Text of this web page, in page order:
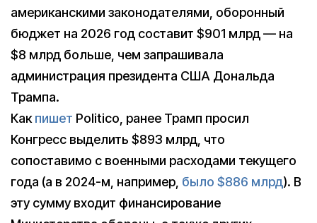
американскими законодателями, оборонный
бюджет на 2026 год составит $901 млрд — на
$8 млрд больше, чем запрашивала
администрация президента США Дональда
Трампа.
Какпишет Politico, ранее Трамп просил
Конгресс выделить $893 млрд, что
сопоставимо с военными расходами текущего
года (а в 2024-м, например, было $886 млрд). В
эту сумму входит финансирование